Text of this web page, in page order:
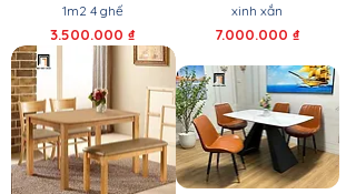
1m2 4 ghế
Giá
3.500.000 ₫
xinh xắn
Giá
7.000.000 ₫